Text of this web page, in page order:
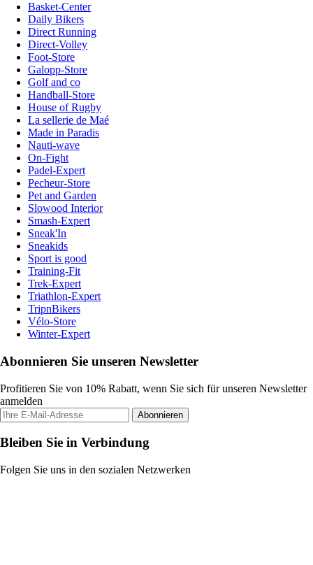
Basket-Center
Daily Bikers
Direct Running
Direct-Volley
Foot-Store
Galopp-Store
Golf and co
Handball-Store
House of Rugby
La sellerie de Maé
Made in Paradis
Nauti-wave
On-Fight
Padel-Expert
Pecheur-Store
Pet and Garden
Slowood Interior
Smash-Expert
Sneak'In
Sneakids
Sport is good
Training-Fit
Trek-Expert
Triathlon-Expert
TripnBikers
Vélo-Store
Winter-Expert
Abonnieren Sie unseren Newsletter
Profitieren Sie von 10% Rabatt, wenn Sie sich für unseren Newsletter
anmelden
Abonnieren
Bleiben Sie in Verbindung
Folgen Sie uns in den sozialen Netzwerken